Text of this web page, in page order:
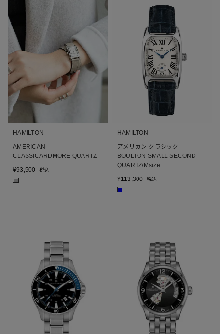
HAMILTON
AMERICAN
CLASSICARDMORE QUARTZ
¥93,500 税込
■
HAMILTON
アメリカン クラシック
BOULTON SMALL SECOND
QUARTZ/Msize
¥113,300 税込
■